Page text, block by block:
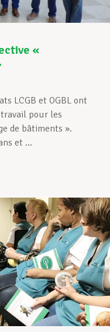
«
LCGB et OGBL ont
pour les
de bâtiments ».
et ...